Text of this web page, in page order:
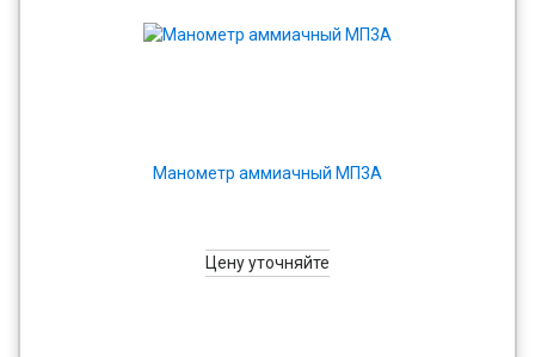
Манометр аммиачный МП3А
Цену уточняйте